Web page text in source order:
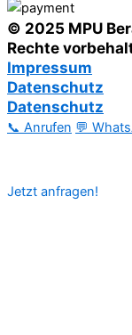
© 2025 MPU
Rechte
Impressum
Datenschutz
Datenschutz
📞 Anrufen 💬
Jetzt anfragen!